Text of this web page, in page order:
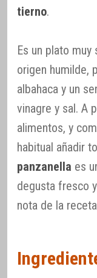
tierno.
Es un plato
origen humilde,
albahaca y un
vinagre y sal. A
alimentos, y
habitual añadir
panzanella es
degusta fresco
nota de la